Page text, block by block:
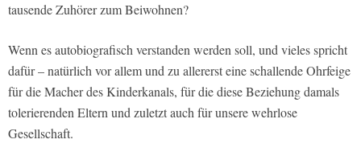
tausende Zuhörer zum Beiwohnen?
Wenn es autobiografisch verstanden werden soll, und vieles spricht
dafür – natürlich vor allem und zu allererst eine schallende Ohrfeige
für die Macher des Kinderkanals, für die diese Beziehung damals
tolerierenden Eltern und zuletzt auch für unsere wehrlose
Gesellschaft.